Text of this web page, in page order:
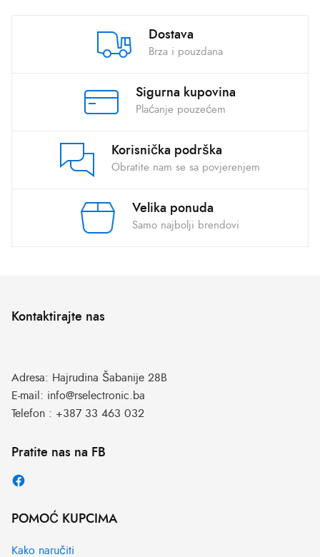
Dostava
Brza i pouzdana
Sigurna kupovina
Plaćanje pouzećem
Korisnička podrška
Obratite nam se sa povjerenjem
Velika ponuda
Samo najbolji brendovi
Kontaktirajte nas
Adresa: Hajrudina Šabanije 28B
E-mail: info@rselectronic.ba
Telefon : +387 33 463 032
Pratite nas na FB
POMOĆ KUPCIMA
Kako naručiti